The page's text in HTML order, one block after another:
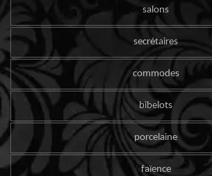
salons
secrétaires
commodes
bibelots
porcelaine
faïence